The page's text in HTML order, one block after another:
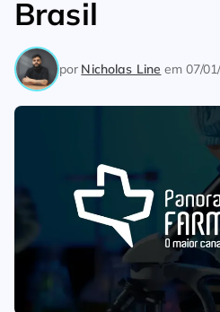
Brasil
por Nicholas Line em 07/